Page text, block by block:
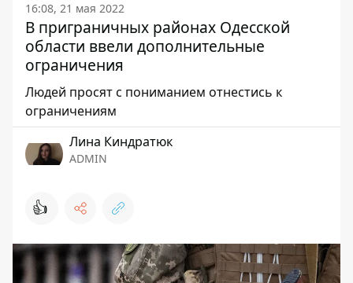
16:08, 21 мая 2022
В приграничных районах Одесской
области ввели дополнительные
ограничения
Людей просят с пониманием отнестись к
ограничениям
Лина Киндратюк
ADMIN
👍